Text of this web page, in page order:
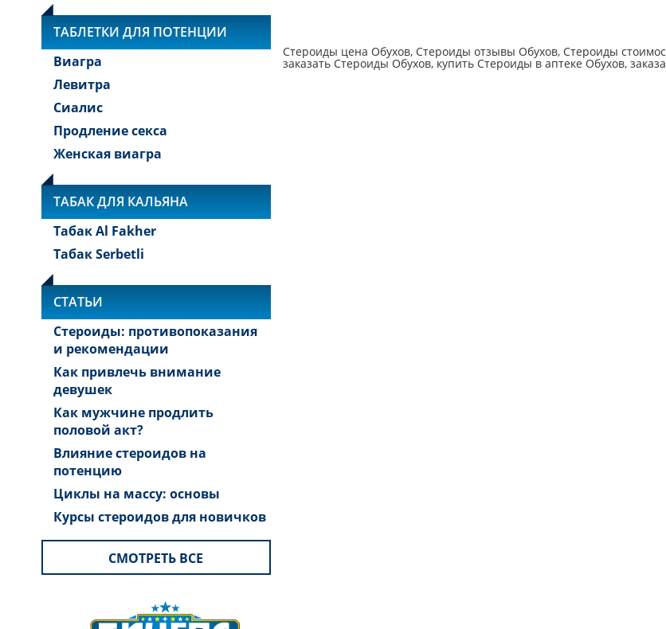
ТАБЛЕТКИ ДЛЯ ПОТЕНЦИИ
Виагра
Левитра
Сиалис
Продление секса
Женская виагра
ТАБАК ДЛЯ КАЛЬЯНА
Табак Al Fakher
Табак Serbetli
СТАТЬИ
Стероиды: противопоказания
и рекомендации
Как привлечь внимание
девушек
Как мужчине продлить
половой акт?
Влияние стероидов на
потенцию
Циклы на массу: основы
Курсы стероидов для новичков
СМОТРЕТЬ ВСЕ
Стероиды цена Обухов, Стероиды отзывы Обухов, Стероиды
заказать Стероиды Обухов, купить Стероиды в аптеке Обухов,